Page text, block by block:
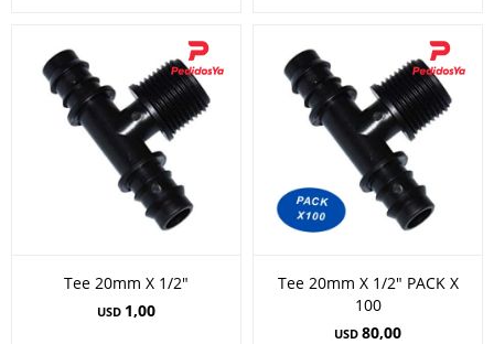
Tee 20mm X 1/2"
USD 1,00
Tee 20mm X 1/2" PACK X
100
USD 80,00